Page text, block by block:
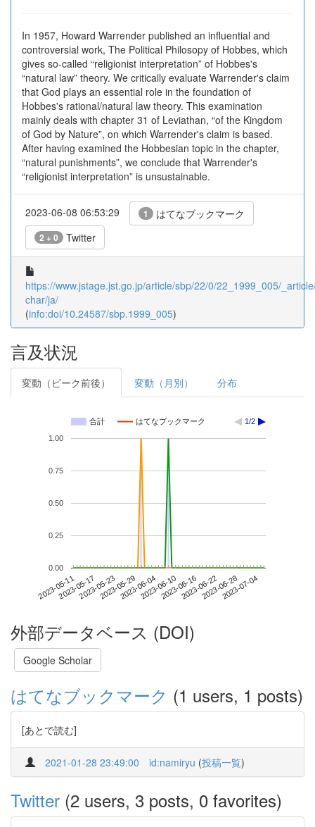
In 1957, Howard Warrender published an influential and
controversial work, The Political Philosopy of Hobbes, which
gives so-called “religionist interpretation” of Hobbes's
“natural law” theory. We critically evaluate Warrender's claim
that God plays an essential role in the foundation of
Hobbes's rational/natural law theory. This examination
mainly deals with chapter 31 of Leviathan, “of the Kingdom
of God by Nature”, on which Warrender's claim is based.
After having examined the Hobbesian topic in the chapter,
“natural punishments”, we conclude that Warrender's
“religionist interpretation” is unsustainable.
2023-06-08 06:53:29 1 はてなブックマーク
2 + 0 Twitter
https://www.jstage.jst.go.jp/article/sbp/22/0/22_1999_005/
char/ja/
(info:doi/10.24587/sbp.1999_005)
言及状況
変動（ピーク前後） 変動（月別） 分布
合計 はてなブックマーク 1/2
2023-05-112023-05-172023-05-232023-05-292023-06-042023-06-102023-06-162023-06-222023-06-282023-07-04
0.00
0.25
0.50
0.75
1.00
外部データベース (DOI)
Google Scholar
はてなブックマーク (1 users, 1 posts)
[あとで読む]
2021-01-28 23:49:00 id:namiryu (投稿一覧)
Twitter (2 users, 3 posts, 0 favorites)